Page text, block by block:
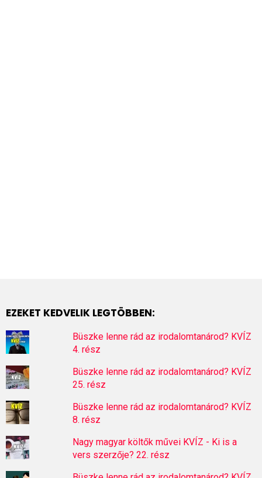
EZEKET KEDVELIK LEGTÖBBEN:
Büszke lenne rád az irodalomtanárod? KVÍZ
4. rész
Büszke lenne rád az irodalomtanárod? KVÍZ
25. rész
Büszke lenne rád az irodalomtanárod? KVÍZ
8. rész
Nagy magyar költők művei KVÍZ - Ki is a
vers szerzője? 22. rész